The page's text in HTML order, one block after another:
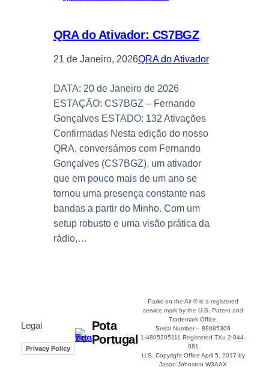
QRA do Ativador: CS7BGZ
21 de Janeiro, 2026QRA do Ativador
DATA: 20 de Janeiro de 2026
ESTAÇÃO: CS7BGZ – Fernando
Gonçalves ESTADO: 132 Ativações
Confirmadas Nesta edição do nosso
QRA, conversámos com Fernando
Gonçalves (CS7BGZ), um ativador
que em pouco mais de um ano se
tornou uma presença constante nas
bandas a partir do Minho. Com um
setup robusto e uma visão prática da
rádio,…
Legal
Privacy Policy
Pota
Portugal
Parks on the Air ® is a registered
service mark by the U.S. Patent and
Trademark Office.
Serial Number – 88085306
1-4805205111 Registered TXu 2-044-
081
U.S. Copyright Office April 5, 2017 by
Jason Johnston W3AAX